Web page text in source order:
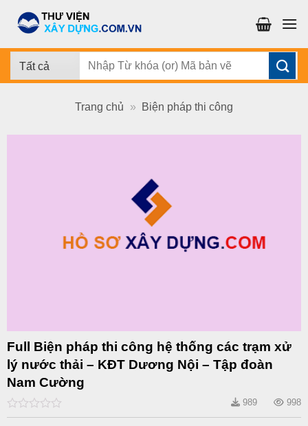
đến
dung
Tìm
Trang chủ » Biện pháp thi công
Full Biện pháp thi công hệ thống các trạm xử
lý nước thải – KĐT Dương Nội – Tập đoàn
Nam Cường
0
989 998